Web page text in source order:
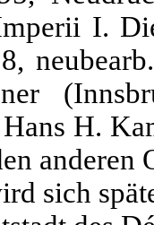
I.
H.
anderen
sich